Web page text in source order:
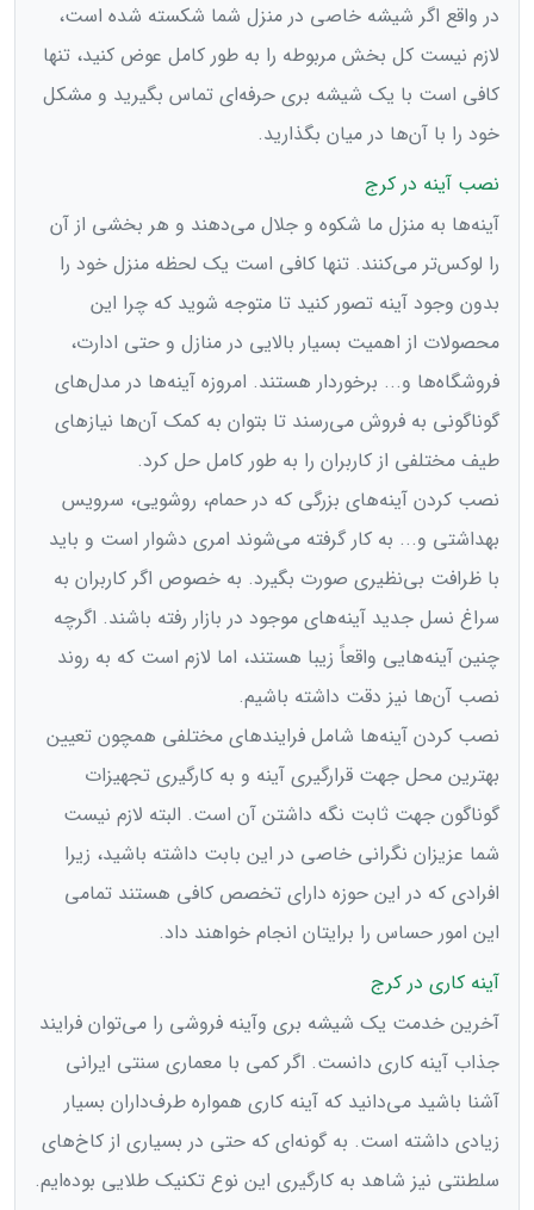
در واقع اگر شیشه خاصی در منزل شما شکسته شده است،
لازم نیست کل بخش مربوطه را به طور کامل عوض کنید، تنها
کافی است با یک شیشه بری حرفه‌ای تماس بگیرید و مشکل
خود را با آن‌ها در میان بگذارید.
نصب آینه در کرج
آینه‌ها به منزل ما شکوه و جلال می‌‌دهند و هر بخشی از آن
را لوکس‌تر می‌کنند. تنها کافی است یک لحظه منزل خود را
بدون وجود آینه تصور کنید تا متوجه شوید که چرا این
محصولات از اهمیت بسیار بالایی در منازل و حتی ادارت،
فروشگاه‌ها و... برخوردار هستند. امروزه آینه‌ها در مدل‌های
گوناگونی به فروش می‌رسند تا بتوان به کمک آن‌ها نیازهای
طیف مختلفی از کاربران را به طور کامل حل کرد.
نصب کردن آینه‌‌های بزرگی که در حمام، روشویی، سرویس
بهداشتی و... به کار گرفته می‌شوند امری دشوار است و باید
با ظرافت بی‌نظیری صورت بگیرد. به خصوص اگر کاربران به
سراغ نسل جدید آینه‌های موجود در بازار رفته باشند. اگرچه
چنین آینه‌هایی واقعاً زیبا هستند، اما لازم است که به روند
نصب آن‌ها نیز دقت داشته باشیم.
نصب کردن آینه‌ها شامل فرایند‌های مختلفی همچون تعیین
بهترین محل جهت قرارگیری آینه و به کارگیری تجهیزات
گوناگون جهت ثابت نگه داشتن آن است. البته لازم نیست
شما عزیزان نگرانی خاصی در این بابت داشته باشید، زیرا
افرادی که در این حوزه دارای تخصص کافی هستند تمامی
این امور حساس را برایتان انجام خواهند داد.
آینه کاری در کرج
آخرین خدمت یک شیشه بری و‌آینه فروشی را می‌‌‌توان فرایند
جذاب آینه کاری دانست. اگر کمی با معماری سنتی ایرانی
آشنا باشید می‌دانید که آینه کاری همواره طرف‌داران بسیار
زیادی داشته است. به گونه‌ای که حتی در بسیاری از کاخ‌های
سلطنتی نیز شاهد به کارگیری این نوع تکنیک طلایی بوده‌ایم.